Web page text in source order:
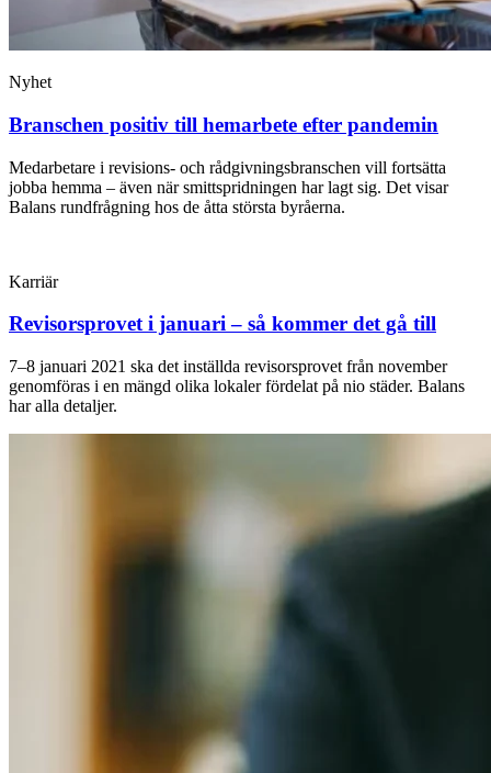
Nyhet
Branschen positiv till hemarbete efter pandemin
Medarbetare i revisions- och rådgivningsbranschen vill fortsätta
jobba hemma – även när smittspridningen har lagt sig. Det visar
Balans rundfrågning hos de åtta största byråerna.
Karriär
Revisorsprovet i januari – så kommer det gå till
7–8 januari 2021 ska det inställda revisorsprovet från november
genomföras i en mängd olika lokaler fördelat på nio städer. Balans
har alla detaljer.